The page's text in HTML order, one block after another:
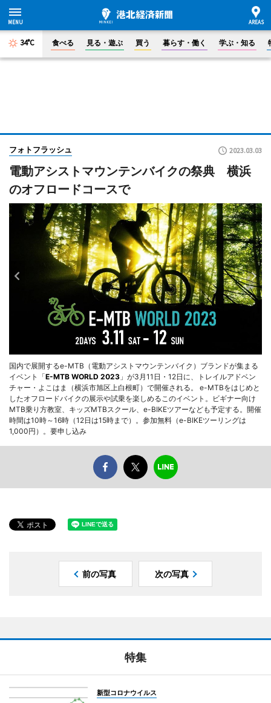
34°C 食べる 見る・遊ぶ 買う 暮らす・働く 学ぶ・知る
フォトフラッシュ 2023.03.03
電動アシストマウンテンバイクの祭典 横浜
のオフロードコースで
国内で展開するe-MTB（電動アシストマウンテンバイク）ブランドが集まる
イベント「E-MTB WORLD 2023 」が3月11日・12日に、トレイルアドベン
チャー・よこはま（横浜市旭区上白根町）で開催される。 e-MTBをはじめと
したオフロードバイクの展示や試乗を楽しめるこのイベント。ビギナー向け
MTB乗り方教室、キッズMTBスクール、e-BIKEツアーなども予定する。開催
時間は10時～16時（12日は15時まで）。参加無料（e-BIKEツーリングは
1,000円）。要申し込み
前の写真 次の写真
特集
新型コロナウイルス